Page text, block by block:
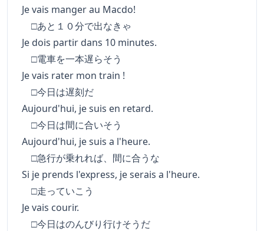
Je vais manger au Macdo!
□あと１０分で出なきゃ
Je dois partir dans 10 minutes.
□電車を一本遅らそう
Je vais rater mon train !
□今日は遅刻だ
Aujourd'hui, je suis en retard.
□今日は間に合いそう
Aujourd'hui, je suis a l'heure.
□急行が乗れれば、間に合うな
Si je prends l'express, je serais a l'heure.
□走っていこう
Je vais courir.
□今日はのんびり行けそうだ